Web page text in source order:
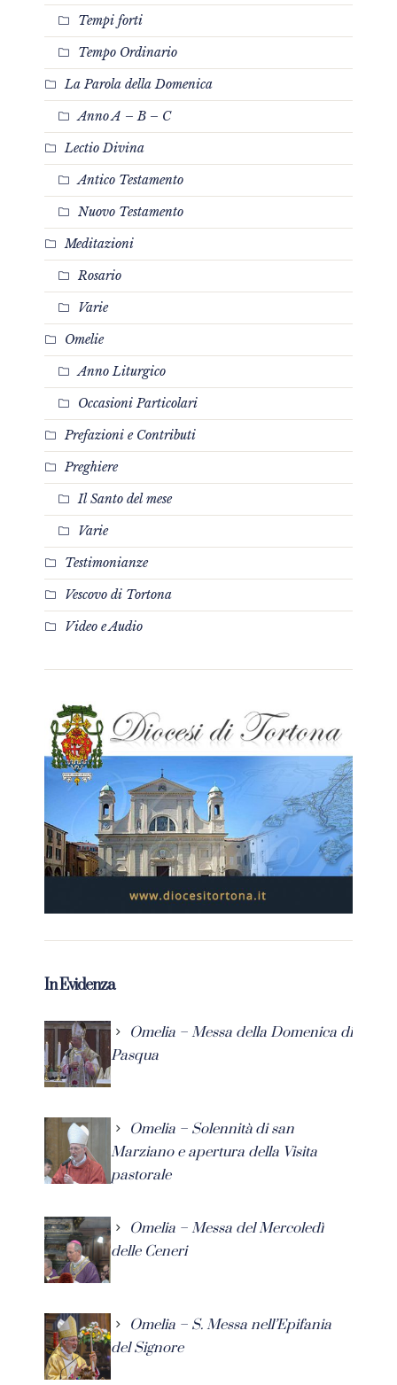
Tempi forti
Tempo Ordinario
La Parola della Domenica
Anno A – B – C
Lectio Divina
Antico Testamento
Nuovo Testamento
Meditazioni
Rosario
Varie
Omelie
Anno Liturgico
Occasioni Particolari
Prefazioni e Contributi
Preghiere
Il Santo del mese
Varie
Testimonianze
Vescovo di Tortona
Video e Audio
In Evidenza
Omelia – Messa della Domenica di
Pasqua
Omelia – Solennità di san
Marziano e apertura della Visita
pastorale
Omelia – Messa del Mercoledì
delle Ceneri
Omelia – S. Messa nell’Epifania
del Signore